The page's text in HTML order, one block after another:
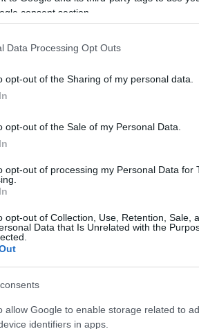
consent section.
Data Processing Opt Outs
opt-out of the Sharing of my personal data.
opt-out of the Sale of my Personal Data.
opt-out of processing my Personal Data for
opt-out of Collection, Use, Retention, Sale,
Data that Is Unrelated with the
allow Google to enable storage related to
identifiers in apps.
az
pedig egy
adatokat
több
átírták...
Csendélet
buszmegálló
Szolnok
gondolnánk,
Szolnok